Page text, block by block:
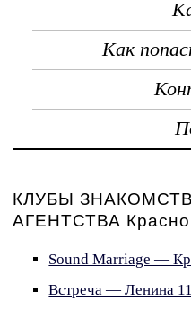
Как
КЛУБЫ
АГЕНТСТВА
Sound Marriage —
Встреча — Ленина